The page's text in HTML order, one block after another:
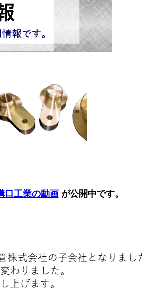
口工業の動画が公開中です。